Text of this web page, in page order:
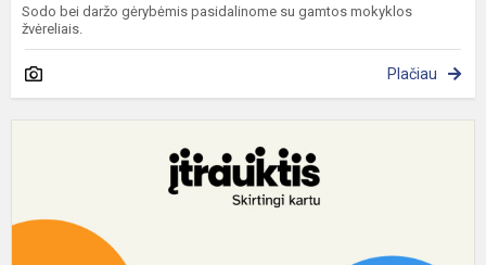
Sodo bei daržo gėrybėmis pasidalinome su gamtos mokyklos
žvėreliais.
Plačiau